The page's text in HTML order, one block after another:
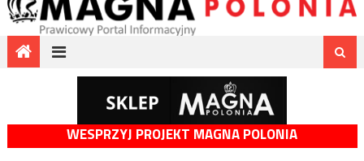
WESPRZYJ PROJEKT MAGNA POLONIA